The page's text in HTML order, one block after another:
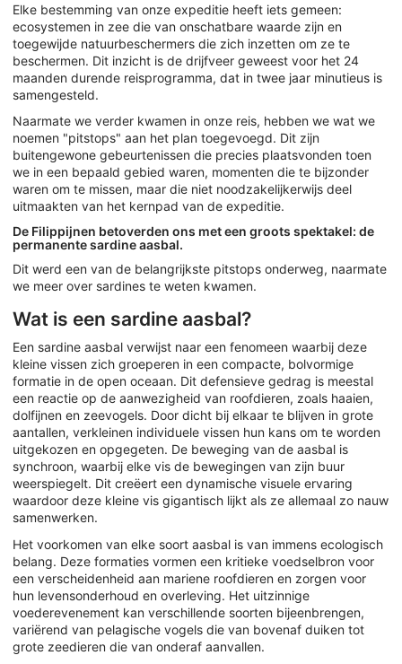
Elke bestemming van onze expeditie heeft iets gemeen:
ecosystemen in zee die van onschatbare waarde zijn en
toegewijde natuurbeschermers die zich inzetten om ze te
beschermen. Dit inzicht is de drijfveer geweest voor het 24
maanden durende reisprogramma, dat in twee jaar minutieus is
samengesteld.
Naarmate we verder kwamen in onze reis, hebben we wat we
noemen "pitstops" aan het plan toegevoegd. Dit zijn
buitengewone gebeurtenissen die precies plaatsvonden toen
we in een bepaald gebied waren, momenten die te bijzonder
waren om te missen, maar die niet noodzakelijkerwijs deel
uitmaakten van het kernpad van de expeditie.
De Filippijnen betoverden ons met een groots spektakel: de
permanente sardine aasbal.
Dit werd een van de belangrijkste pitstops onderweg, naarmate
we meer over sardines te weten kwamen.
Wat is een sardine aasbal?
Een sardine aasbal verwijst naar een fenomeen waarbij deze
kleine vissen zich groeperen in een compacte, bolvormige
formatie in de open oceaan. Dit defensieve gedrag is meestal
een reactie op de aanwezigheid van roofdieren, zoals haaien,
dolfijnen en zeevogels. Door dicht bij elkaar te blijven in grote
aantallen, verkleinen individuele vissen hun kans om te worden
uitgekozen en opgegeten. De beweging van de aasbal is
synchroon, waarbij elke vis de bewegingen van zijn buur
weerspiegelt. Dit creëert een dynamische visuele ervaring
waardoor deze kleine vis gigantisch lijkt als ze allemaal zo nauw
samenwerken.
Het voorkomen van elke soort aasbal is van immens ecologisch
belang. Deze formaties vormen een kritieke voedselbron voor
een verscheidenheid aan mariene roofdieren en zorgen voor
hun levensonderhoud en overleving. Het uitzinnige
voederevenement kan verschillende soorten bijeenbrengen,
variërend van pelagische vogels die van bovenaf duiken tot
grote zeedieren die van onderaf aanvallen.